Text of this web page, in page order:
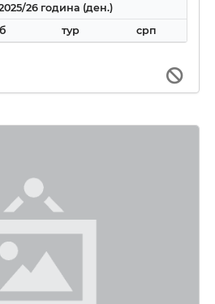
26 година (ден.)
тур срп